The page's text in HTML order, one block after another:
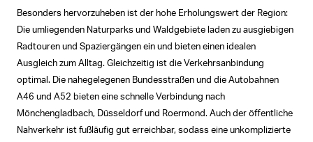
Besonders hervorzuheben ist der hohe Erholungswert der Region:
Die umliegenden Naturparks und Waldgebiete laden zu ausgiebigen
Radtouren und Spaziergängen ein und bieten einen idealen
Ausgleich zum Alltag. Gleichzeitig ist die Verkehrsanbindung
optimal. Die nahegelegenen Bundesstraßen und die Autobahnen
A46 und A52 bieten eine schnelle Verbindung nach
Mönchengladbach, Düsseldorf und Roermond. Auch der öffentliche
Nahverkehr ist fußläufig gut erreichbar, sodass eine unkomplizierte